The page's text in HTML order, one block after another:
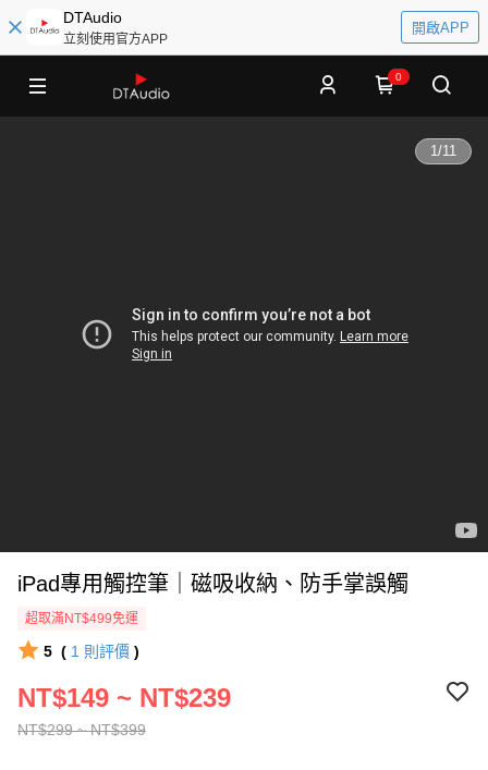
DTAudio
立刻使用官方APP
開啟APP
0
1/11
iPad專用觸控筆｜磁吸收納、防手掌誤觸
超取滿NT$499免運
5 ( 1 則評價 )
NT$299 ~ NT$399
NT$149 ~ NT$239